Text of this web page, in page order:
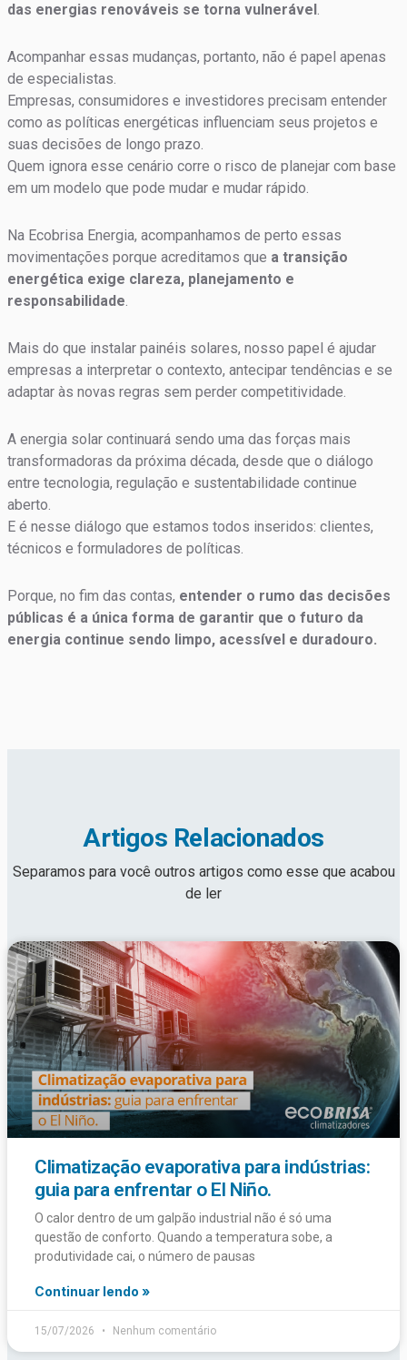
das energias renováveis se torna vulnerável.
Acompanhar essas mudanças, portanto, não é papel apenas
de especialistas.
Empresas, consumidores e investidores precisam entender
como as políticas energéticas influenciam seus projetos e
suas decisões de longo prazo.
Quem ignora esse cenário corre o risco de planejar com base
em um modelo que pode mudar e mudar rápido.
Na Ecobrisa Energia, acompanhamos de perto essas
movimentações porque acreditamos que a transição
energética exige clareza, planejamento e
responsabilidade.
Mais do que instalar painéis solares, nosso papel é ajudar
empresas a interpretar o contexto, antecipar tendências e se
adaptar às novas regras sem perder competitividade.
A energia solar continuará sendo uma das forças mais
transformadoras da próxima década, desde que o diálogo
entre tecnologia, regulação e sustentabilidade continue
aberto.
E é nesse diálogo que estamos todos inseridos: clientes,
técnicos e formuladores de políticas.
Porque, no fim das contas, entender o rumo das decisões
públicas é a única forma de garantir que o futuro da
energia continue sendo limpo, acessível e duradouro.
Artigos Relacionados
Separamos para você outros artigos como esse que acabou
de ler
Climatização evaporativa para indústrias:
guia para enfrentar o El Niño.
O calor dentro de um galpão industrial não é só uma
questão de conforto. Quando a temperatura sobe, a
produtividade cai, o número de pausas
Continuar lendo »
15/07/2026 Nenhum comentário